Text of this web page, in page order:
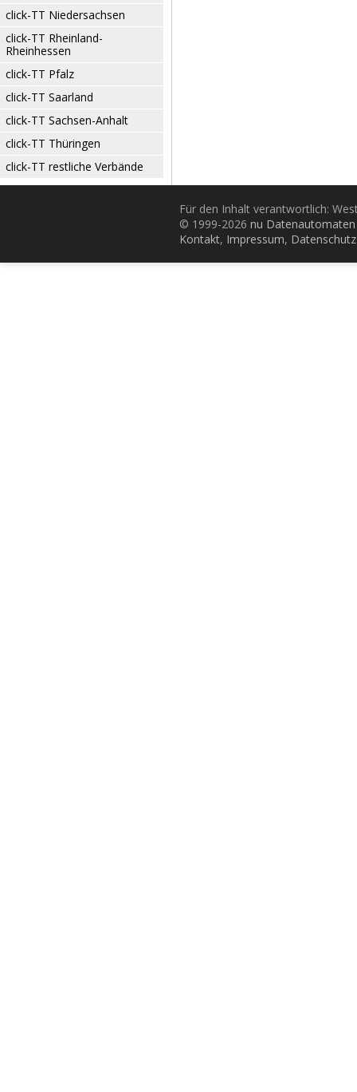
click-TT Niedersachsen
click-TT Rheinland-
Rheinhessen
click-TT Pfalz
click-TT Saarland
click-TT Sachsen-Anhalt
click-TT Thüringen
click-TT restliche Verbände
Für den Inhalt verantwortlich:
© 1999-2026 nu
Kontakt, Impressum, Datenschutz